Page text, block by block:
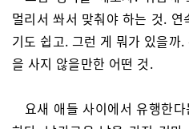
멀리서 쏴서 맞춰야 하는 것.
기도 쉽고. 그런 게 뭐가 있을까
을 사지 않을만한 어떤 것.
요새 애들 사이에서 유행한